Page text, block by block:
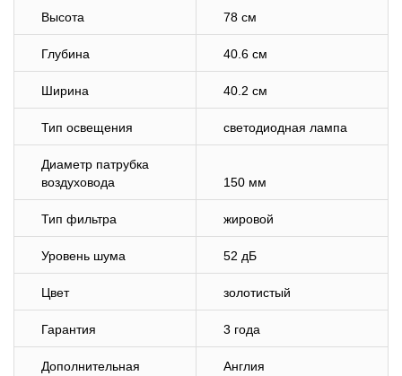
Высота 78 см
Глубина 40.6 см
Ширина 40.2 см
Тип освещения светодиодная лампа
Диаметр патрубка
воздуховода
150 мм
Тип фильтра жировой
Уровень шума 52 дБ
Цвет золотистый
Гарантия 3 года
Дополнительная
Англия